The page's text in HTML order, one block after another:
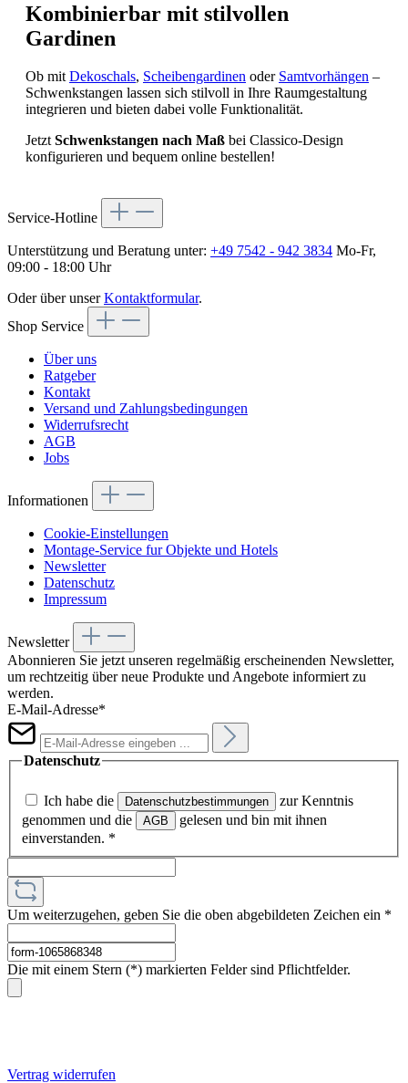
Kombinierbar mit stilvollen
Gardinen
Ob mitDekoschals, Scheibengardinen oder Samtvorhängen –
Schwenkstangen lassen sich stilvoll in Ihre Raumgestaltung
integrieren und bieten dabei volle Funktionalität.
JetztSchwenkstangen nach Maß bei Classico-Design
konfigurieren und bequem online bestellen!
Service-Hotline
Unterstützung und Beratung unter: +49 7542 - 942 3834 Mo-Fr,
09:00 - 18:00 Uhr
Oder über unserKontaktformular.
Shop Service
Über uns
Ratgeber
Kontakt
Versand und Zahlungsbedingungen
Widerrufsrecht
AGB
Jobs
Informationen
Cookie-Einstellungen
Montage-Service fur Objekte und Hotels
Newsletter
Datenschutz
Impressum
Newsletter
Abonnieren Sie jetzt unseren regelmäßig erscheinenden Newsletter,
um rechtzeitig über neue Produkte und Angebote informiert zu
werden.
E-Mail-Adresse*
Datenschutz
Ich habe die Datenschutzbestimmungen
zur Kenntnis
genommen und die
AGB
gelesen und bin mit ihnen
einverstanden. *
Um weiterzugehen, geben Sie die oben abgebildeten Zeichen ein *
Die mit einem Stern (*) markierten Felder sind Pflichtfelder.
Vertrag widerrufen